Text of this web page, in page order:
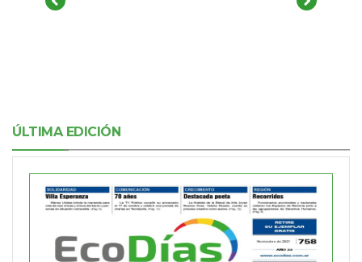
ÚLTIMA EDICIÓN